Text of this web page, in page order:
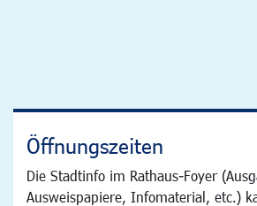
Öffnungszeiten
Die Stadtinfo im Rathaus-Foyer
Ausweispapiere, Infomaterial, etc.)